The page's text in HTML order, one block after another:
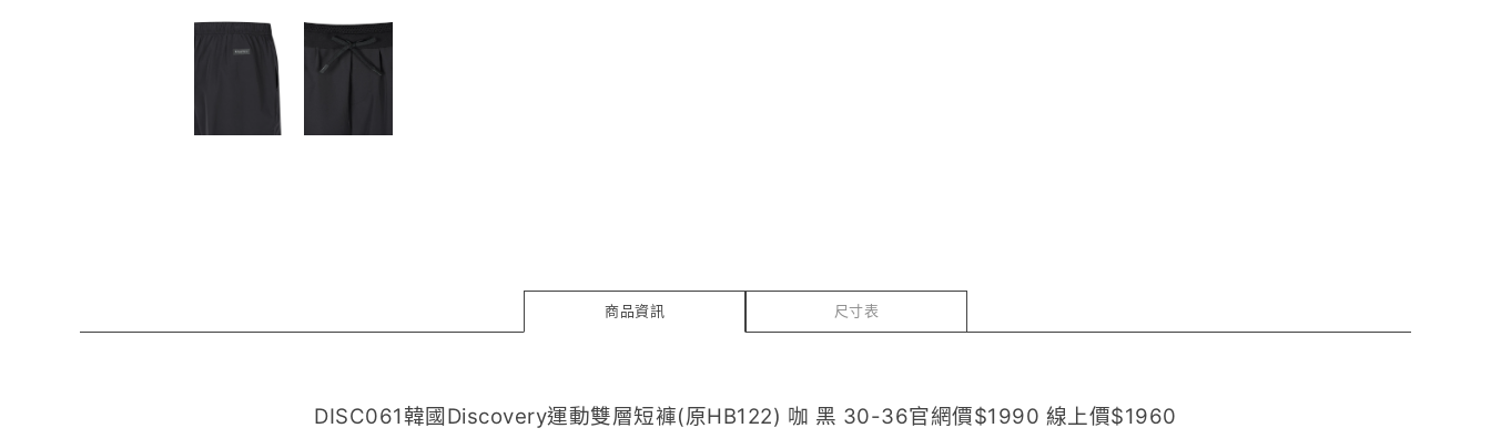
商品資訊 尺寸表
DISC061韓國Discovery運動雙層短褲(原HB122) 咖 黑 30-36官網價$1990 線上價$1960